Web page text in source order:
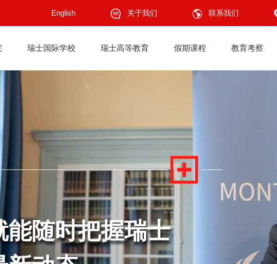
English 关于我们 联系我们
瑞士国际学校 瑞士高等教育 假期课程 教育考察
能随时把握瑞士